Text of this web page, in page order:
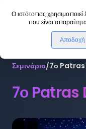
Ο ιστότοπος
που είναι
Αποδοχή
Σεμινάρια/7ο
7ο Patras